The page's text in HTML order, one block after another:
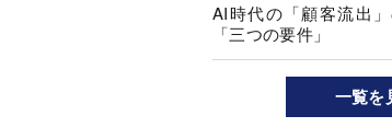
AI時代の「顧客流出
「三つの要件」
一覧を